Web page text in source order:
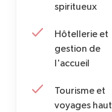
spiritueux
Hôtellerie et
gestion de
l'accueil
Tourisme et
voyages haut